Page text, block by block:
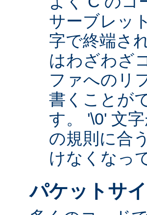
サーブレッ
字で終端さ
はわざわざ
ファへのリ
書くことが
す。 '\0' 文
の規則に合
けなくなっ
パケットサ